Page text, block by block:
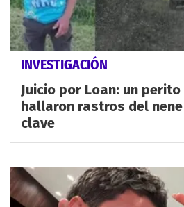
INVESTIGACIÓN
Juicio por Loan: un
hallaron rastros del
clave